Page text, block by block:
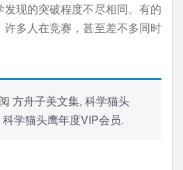
现的突破程度不尽相同。有的
多人在竞赛，甚至差不多同时
方舟子美文集, 科学猫头
科学猫头鹰年度VIP会员.